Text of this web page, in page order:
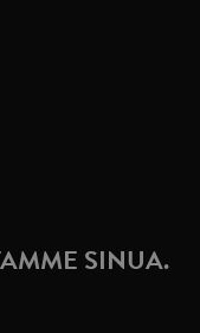
SINUA.